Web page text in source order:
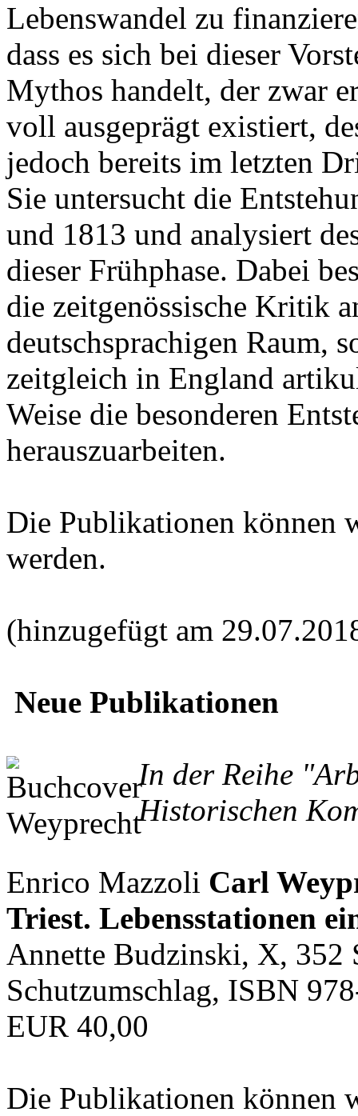
Lebenswandel zu
dass es sich bei dieser
Mythos handelt, der zwar
voll ausgeprägt existiert,
jedoch bereits im letzten
Sie untersucht die
und 1813 und analysiert
dieser Frühphase. Dabei
die zeitgenössische Kritik
deutschsprachigen Raum,
zeitgleich in England
Weise die besonderen
herauszuarbeiten.
Die Publikationen können
werden.
(hinzugefügt am
Neue Publikationen
In der Reihe
Historischen
Enrico Mazzoli Carl
Triest. Lebensstationen
Annette Budzinski, X, 352
Schutzumschlag, ISBN
EUR 40,00
Die Publikationen können